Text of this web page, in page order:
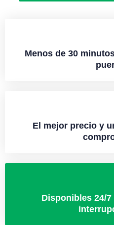
Menos de 30
El mejor precio y
Disponibles 24/7